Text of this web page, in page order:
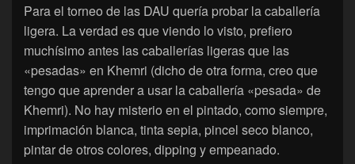
Para el torneo de las DAU quería probar la caballería
ligera. La verdad es que viendo lo visto, prefiero
muchísimo antes las caballerías ligeras que las
«pesadas» en Khemri (dicho de otra forma, creo que
tengo que aprender a usar la caballería «pesada» de
Khemri). No hay misterio en el pintado, como siempre,
imprimación blanca, tinta sepia, pincel seco blanco,
pintar de otros colores, dipping y empeanado.